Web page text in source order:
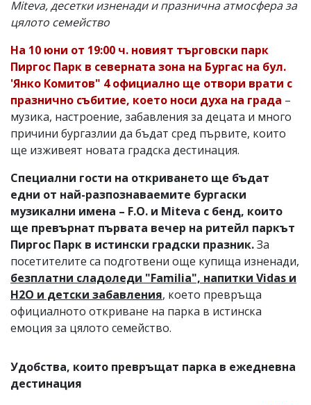
за
тях!
откриете
обиден
за
вас
коментар,
моля
сигнализирайте
ни!
Miteva, десетки изненади и празнична атмосфера за
цялото семейство
На 10 юни от 19:00 ч. новият търговски парк
Пиргос Парк в северната зона на Бургас на бул.
'Янко Комитов" 4 официално ще отвори врати с
празнично събитие, което носи духа на града –
музика, настроение, забавления за децата и много
причини бургазлии да бъдат сред първите, които
ще изживеят новата градска дестинация.
Специални гости на откриването ще бъдат
едни от най-разпознаваемите бургаски
музикални имена – F.O. и Miteva с бенд, които
ще превърнат първата вечер на ритейл паркът
Пиргос Парк в истински градски празник.За
посетителите са подготвени още купища изненади,
безплатни сладоледи "Familia", напитки Vidas и
H2O и детски забавления, което превръща
официалното откриване на парка в истинска
емоция за цялото семейство.
Удобства, които превръщат парка в ежедневна
дестинация